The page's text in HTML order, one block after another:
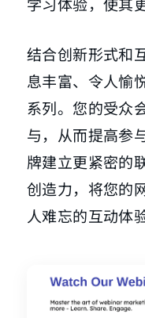
结合创新形式和
息丰富、令人愉
系列。您的受众
与，从而提高参
牌建立更紧密的
创造力，将您的
人难忘的互动体验